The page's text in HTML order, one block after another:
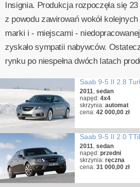
Insignia. Produkcja rozpoczęła się
z powodu zawirowań wokół
marki i - miejscami -
zyskało sympatii nabywców.
rynku po niespełna dwóch latach
Saab 9-5 II 2.8
2011, sedan
napęd: 4x4
skrzynia: automat
cena: 42 000,00 zł
Saab 9-5 II 2.0
2011, sedan
napęd: przedni
skrzynia: ręczna
cena: 31 000,00 zł